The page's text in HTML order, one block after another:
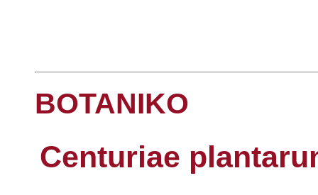
BOTANIKO
Centuriae